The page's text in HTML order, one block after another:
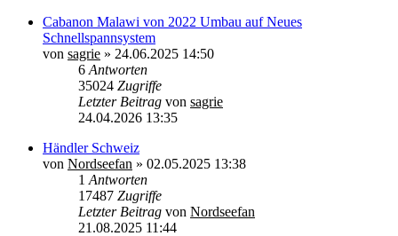
Cabanon Malawi von 2022 Umbau auf Neues
Schnellspannsystem
von sagrie » 24.06.2025 14:50
6 Antworten
35024 Zugriffe
Letzter Beitrag von sagrie
24.04.2026 13:35
Händler Schweiz
von Nordseefan » 02.05.2025 13:38
1 Antworten
17487 Zugriffe
Letzter Beitrag von Nordseefan
21.08.2025 11:44